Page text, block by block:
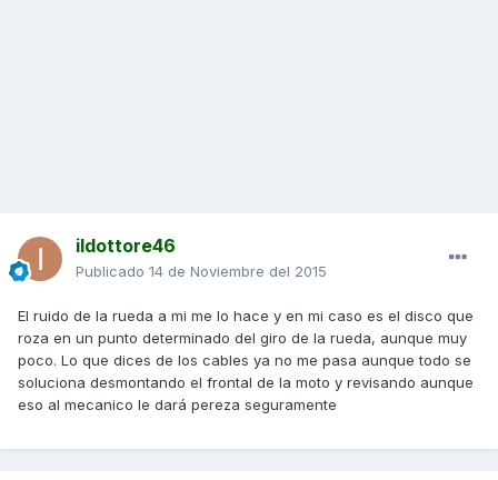
ildottore46
Publicado 14 de Noviembre del 2015
El ruido de la rueda a mi me lo hace y en mi caso es el disco que
roza en un punto determinado del giro de la rueda, aunque muy
poco. Lo que dices de los cables ya no me pasa aunque todo se
soluciona desmontando el frontal de la moto y revisando aunque
eso al mecanico le dará pereza seguramente